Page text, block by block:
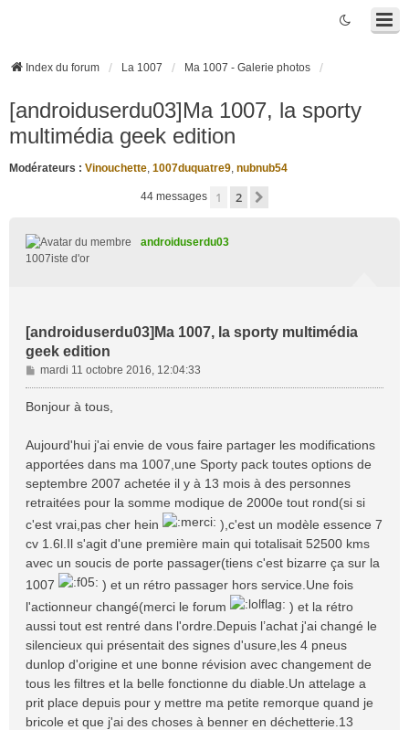
Index du forum La 1007 Ma 1007 - Galerie photos
[androiduserdu03]Ma 1007, la sporty
multimédia geek edition
Modérateurs : Vinouchette, 1007duquatre9, nubnub54
44 messages 1 2
androiduserdu03
1007iste d'or
[androiduserdu03]Ma 1007, la sporty multimédia
geek edition
M
e
s
g
e
mardi 11 octobre 2016, 12:04:33
Bonjour à tous,
Aujourd'hui j'ai envie de vous faire partager les modifications
apportées dans ma 1007,une Sporty pack toutes options de
septembre 2007 achetée il y à 13 mois à des personnes
retraitées pour la somme modique de 2000e tout rond(si si
c'est vrai,pas cher hein
),c'est un modèle essence 7
cv 1.6l.Il s'agit d'une première main qui totalisait 52500 kms
avec un soucis de porte passager(tiens c'est bizarre ça sur la
1007
) et un rétro passager hors service.Une fois
l'actionneur changé(merci le forum
) et la rétro
aussi tout est rentré dans l'ordre.Depuis l’achat j'ai changé le
silencieux qui présentait des signes d'usure,les 4 pneus
dunlop d'origine et une bonne révision avec changement de
tous les filtres et la belle fonctionne du diable.Un attelage a
prit place depuis pour y mettre ma petite remorque quand je
bricole et que j'ai des choses à benner en déchetterie.13